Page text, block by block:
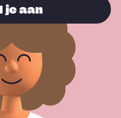
je aan